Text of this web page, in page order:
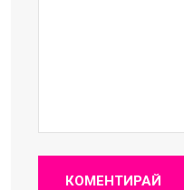
КОМЕНТИРАЙ